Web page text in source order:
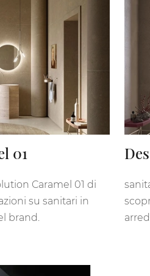
01
Caramel 01 di
su sanitari in
brand.